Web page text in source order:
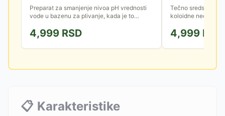
Preparat za smanjenje nivoa pH vrednosti
vode u bazenu za plivanje, kada je to
smanjenje pH za 0,2. Količina:...
4,999 RSD
Tečno sredstvo
koloidne
4,999 RSD
📋 Karakteristike